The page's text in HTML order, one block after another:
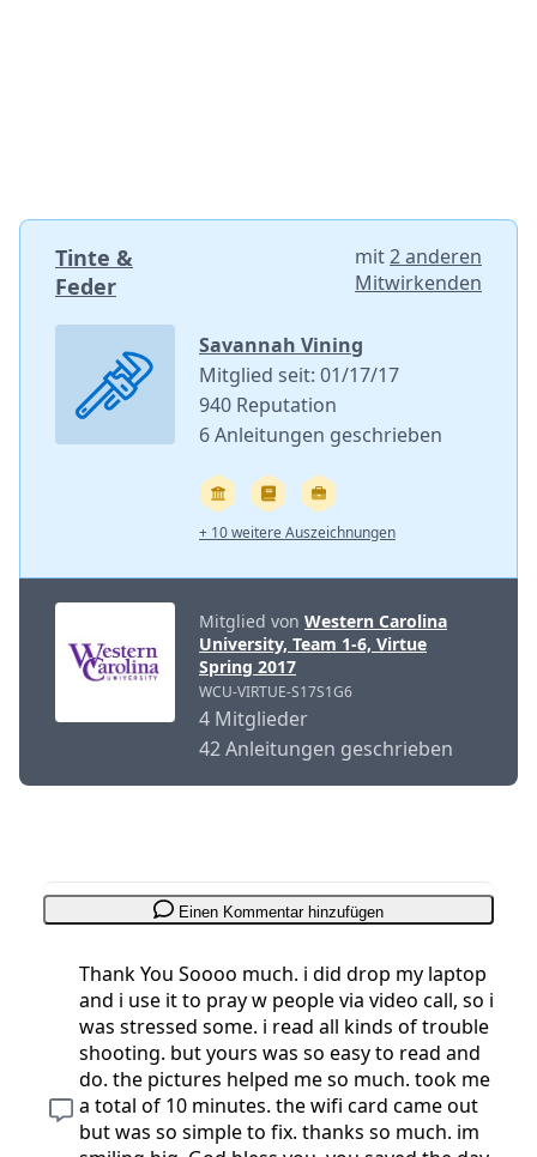
Tinte &
Feder
mit2 anderen
Mitwirkenden
Savannah Vining
Mitglied seit: 01/17/17
940 Reputation
6 Anleitungen geschrieben
+ 10 weitere Auszeichnungen
Mitglied von Western Carolina
University, Team 1-6, Virtue
Spring 2017
WCU-VIRTUE-S17S1G6
4 Mitglieder
42 Anleitungen geschrieben
Einen Kommentar hinzufügen
Thank You Soooo much. i did drop my laptop
and i use it to pray w people via video call, so i
was stressed some. i read all kinds of trouble
shooting. but yours was so easy to read and
do. the pictures helped me so much. took me
a total of 10 minutes. the wifi card came out
but was so simple to fix. thanks so much. im